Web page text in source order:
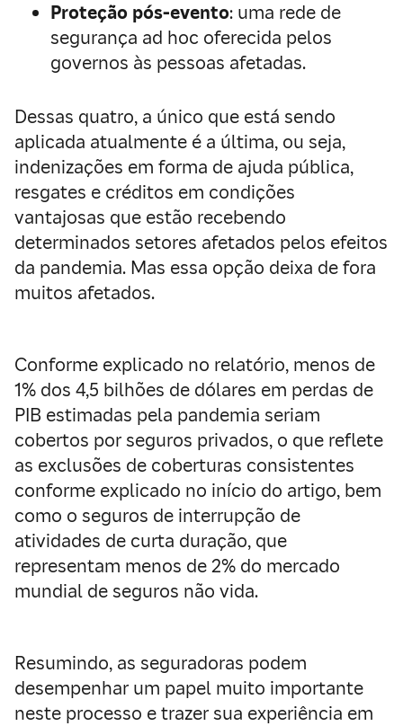
Proteção pós-evento: uma rede de
segurança ad hoc oferecida pelos
governos às pessoas afetadas.
Dessas quatro, a único que está sendo
aplicada atualmente é a última, ou seja,
indenizações em forma de ajuda pública,
resgates e créditos em condições
vantajosas que estão recebendo
determinados setores afetados pelos efeitos
da pandemia. Mas essa opção deixa de fora
muitos afetados.
Conforme explicado no relatório, menos de
1% dos 4,5 bilhões de dólares em perdas de
PIB estimadas pela pandemia seriam
cobertos por seguros privados, o que reflete
as exclusões de coberturas consistentes
conforme explicado no início do artigo, bem
como o seguros de interrupção de
atividades de curta duração, que
representam menos de 2% do mercado
mundial de seguros não vida.
Resumindo, as seguradoras podem
desempenhar um papel muito importante
neste processo e trazer sua experiência em